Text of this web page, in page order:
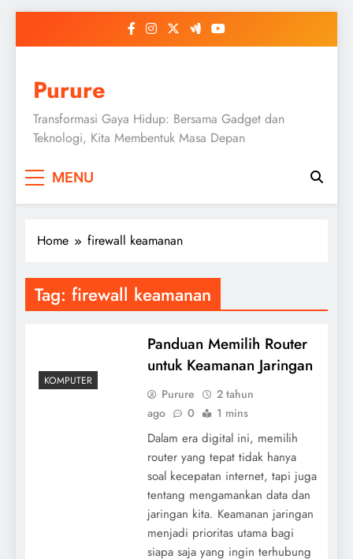
Purure
Transformasi Gaya Hidup: Bersama Gadget dan
Teknologi, Kita Membentuk Masa Depan
MENU
Home firewall keamanan
Tag: firewall keamanan
KOMPUTER
Panduan Memilih Router
untuk Keamanan Jaringan
Purure
2 tahun
ago
0 1 mins
Dalam era digital ini, memilih
router yang tepat tidak hanya
soal kecepatan internet, tapi juga
tentang mengamankan data dan
jaringan kita. Keamanan jaringan
menjadi prioritas utama bagi
siapa saja yang ingin terhubung